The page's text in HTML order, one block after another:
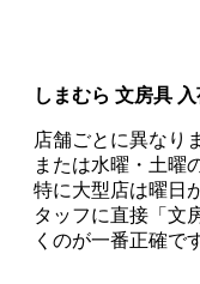
しまむら 文房具
店舗ごとに異なり
または水曜・土曜
特に大型店は曜日
タッフに直接「文
くのが一番正確で